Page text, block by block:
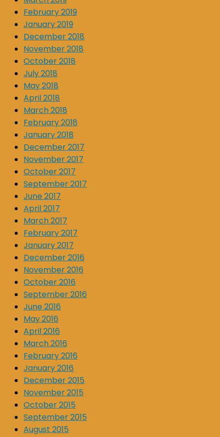
February 2019
January 2019
December 2018
November 2018
October 2018
July 2018
May 2018
April 2018
March 2018
February 2018
January 2018
December 2017
November 2017
October 2017
September 2017
June 2017
April 2017
March 2017
February 2017
January 2017
December 2016
November 2016
October 2016
September 2016
June 2016
May 2016
April 2016
March 2016
February 2016
January 2016
December 2015
November 2015
October 2015
September 2015
August 2015